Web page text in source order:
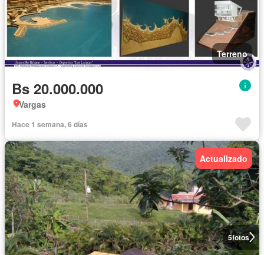
Terreno
Bs 20.000.000
Vargas
Hace 1 semana, 6 días
5fotos
Actualizado